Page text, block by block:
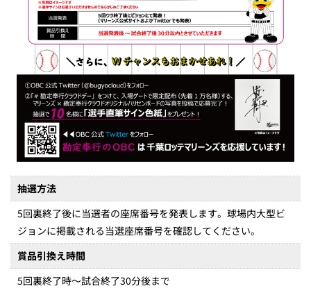
抽選方法
5回裏終了後に当選者の座席番号を発表します。球場内大型ビ
ジョンに掲載される当選座席番号を確認してください。
賞品引換え時間
5回裏終了時～試合終了30分後まで